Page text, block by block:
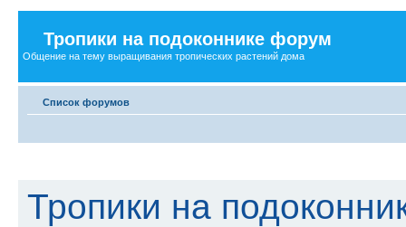
Тропики на подоконнике форум
Общение на тему выращивания тропических растений дома
Список форумов
Тропики на